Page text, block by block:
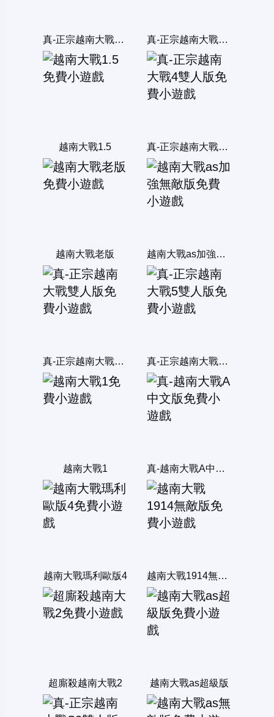
真-正宗越南大戰X雙人版 真-正宗越南大戰3雙人版
越南大戰1.5 真-正宗越南大戰4雙人版
越南大戰老版 越南大戰as加強無敵版
真-正宗越南大戰雙人版 真-正宗越南大戰5雙人版
越南大戰1 真-越南大戰A中文版
越南大戰瑪利歐版4 越南大戰1914無敵版
超廝殺越南大戰2 越南大戰as超級版